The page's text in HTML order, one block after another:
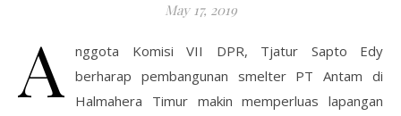
May 17, 2019
A
nggota Komisi VII DPR, Tjatur Sapto Edy
berharap pembangunan smelter PT Antam di
Halmahera Timur makin memperluas lapangan